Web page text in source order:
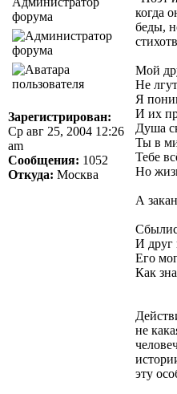
форума
Зарегистрирован:
Ср авг 25, 2004 12:26
am
Сообщения: 1052
Откуда: Москва
когда
беды,
Мой
Не
Я
И их
Душа
Ты в
Тебе
Но
А
И друг
Его
Как
не
эту